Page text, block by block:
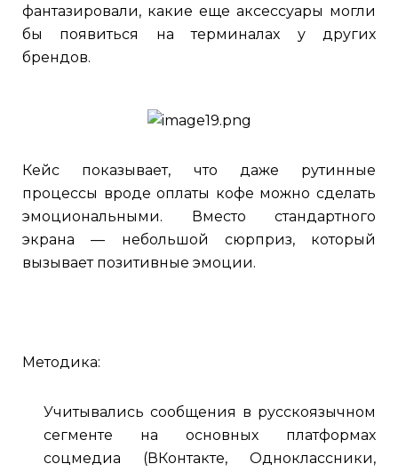
фантазировали, какие еще аксессуары могли
бы появиться на терминалах у других
брендов.
Кейс показывает, что даже рутинные
процессы вроде оплаты кофе можно сделать
эмоциональными. Вместо стандартного
экрана — небольшой сюрприз, который
вызывает позитивные эмоции.
Методика:
Учитывались сообщения в русскоязычном
сегменте на основных платформах
соцмедиа (ВКонтакте, Одноклассники,